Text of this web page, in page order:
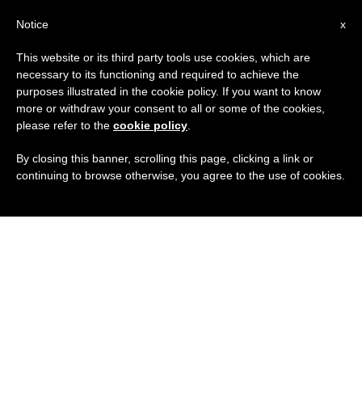
x
Notice
This website or its third party tools use cookies, which are
necessary to its functioning and required to achieve the
purposes illustrated in the cookie policy. If you want to know
more or withdraw your consent to all or some of the cookies,
please refer to the cookie policy
By closing this banner, scrolling this page, clicking a link or
continuing to browse otherwise, you agree to the use of cookies.